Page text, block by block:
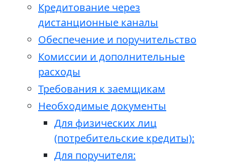
Кредитование через
дистанционные каналы
Обеспечение и поручительство
Комиссии и дополнительные
расходы
Требования к заемщикам
Необходимые документы
Для физических лиц
(потребительские кредиты):
Для поручителя: